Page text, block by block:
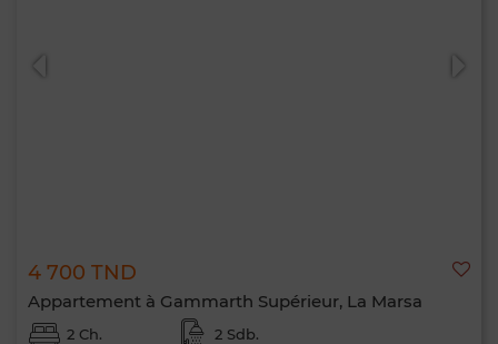
4 700 TND
Appartement à Gammarth Supérieur, La Marsa
2 Ch. 2 Sdb.